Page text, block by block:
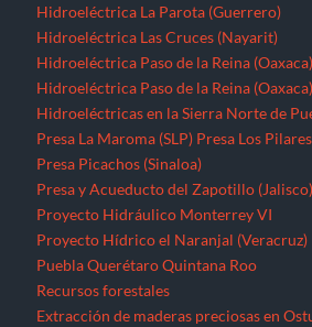
Hidroeléctrica La Parota (Guerrero)
Hidroeléctrica Las Cruces (Nayarit)
Hidroeléctrica Paso de la Reina (Oaxaca)
Hidroeléctrica Paso de la Reina (Oaxaca)
Hidroeléctricas en la Sierra Norte de
Presa La Maroma (SLP) Presa Los
Presa Picachos (Sinaloa)
Presa y Acueducto del Zapotillo (Jalisco)
Proyecto Hidráulico Monterrey VI
Proyecto Hídrico el Naranjal (Veracruz)
Puebla Querétaro Quintana Roo
Recursos forestales
Extracción de maderas preciosas en